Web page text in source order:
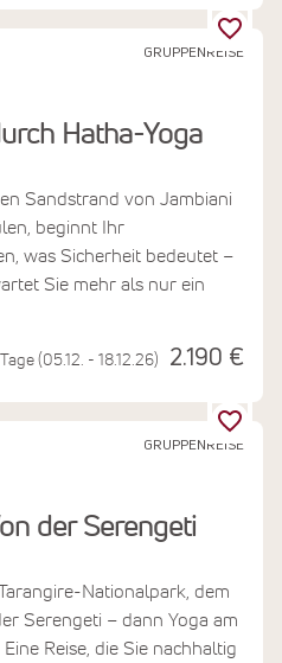
GRUPPENREISE
Hatha-Yoga
Sandstrand von Jambiani
beginnt Ihr
was Sicherheit bedeutet –
Sie mehr als nur ein
(05.12. - 18.12.26) 2.190 €
GRUPPENREISE
der Serengeti
Nationalpark, dem
Serengeti – dann Yoga am
Reise, die Sie nachhaltig